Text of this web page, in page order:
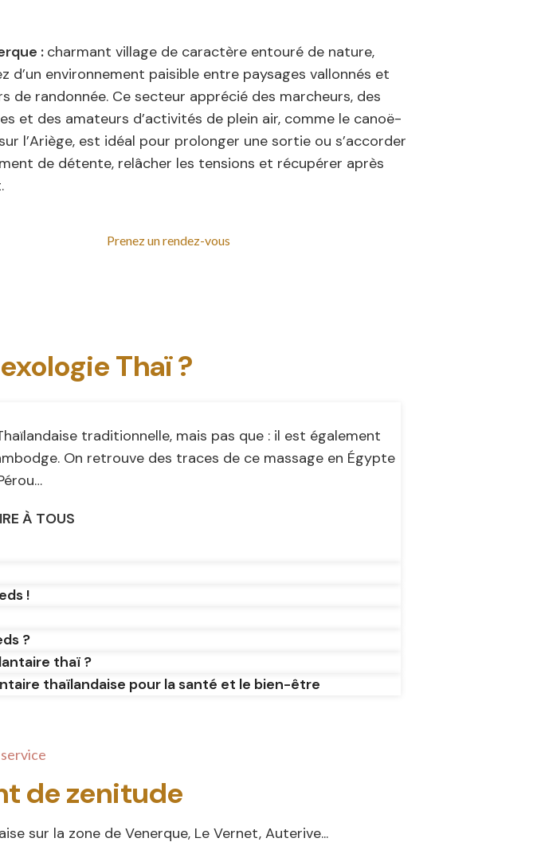
: charmant village de caractère entouré de nature,
d’un environnement paisible entre paysages vallonnés et
de randonnée. Ce secteur apprécié des marcheurs, des
et des amateurs d’activités de plein air, comme le canoë-
l’Ariège, est idéal pour prolonger une sortie ou s’accorder
de détente, relâcher les tensions et récupérer après
Prenez un rendez-vous
Thaï ?
traditionnelle, mais pas que : il est également
On retrouve des traces de ce massage en Égypte
À TOUS
!
?
thaï ?
thaïlandaise pour la santé et le bien-être
de zenitude
sur la zone de Venerque, Le Vernet, Auterive...